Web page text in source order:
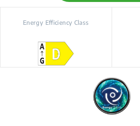
Energy Efficiency Class